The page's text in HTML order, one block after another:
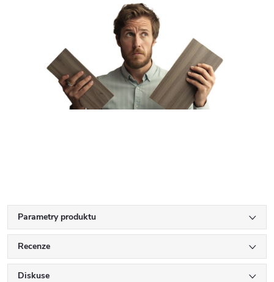
Parametry produktu
Recenze
Diskuse